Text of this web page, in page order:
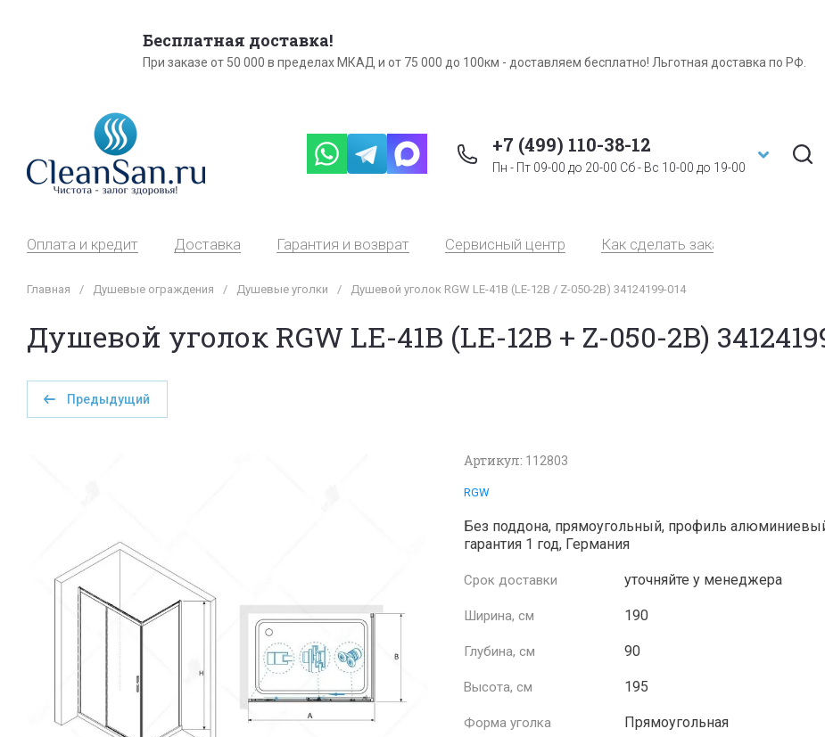
Бесплатная доставка!
При заказе от 50 000 в пределах МКАД и от 75 000 до 100км - доставляем бесплатно! Льготная доставка по РФ.
+7 (499) 110-38-12
Пн - Пт 09-00 до 20-00 Сб - Вс 10-00 до 19-00
Оплата и кредит Доставка Гарантия и возврат Сервисный центр Как сделать заказ
Главная / Душевые ограждения / Душевые уголки / Душевой уголок RGW LE-41B (LE-12B / Z-050-2B) 34124199-014
Душевой уголок RGW LE-41B (LE-12B + Z-050-2B)
Предыдущий
Артикул: 112803
RGW
Без поддона, прямоугольный, профиль
гарантия 1 год, Германия
Срок доставки уточняйте у менеджера
Ширина, см 190
Глубина, см 90
Высота, см 195
Форма уголка Прямоугольная